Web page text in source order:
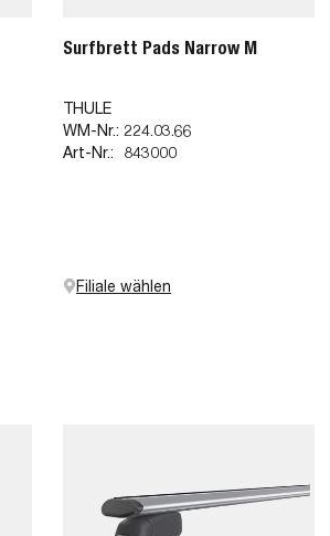
Surfbrett Pads Narrow M
THULE
WM-Nr.: 224.03.66
Art-Nr.:
843000
Filiale wählen